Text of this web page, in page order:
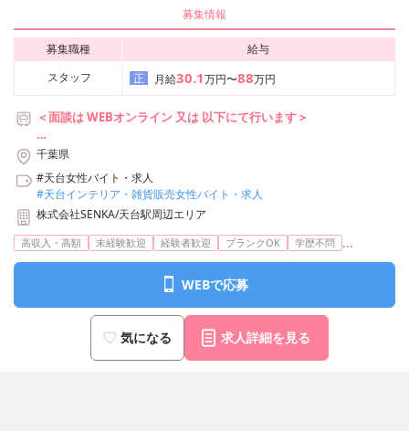
募集情報
募集職種
給与
スタッフ
正 月給30.1万円〜88万円
＜面談は WEBオンライン 又は 以下にて行います＞
■株式会社SENKA 東京事務所
アクセス：
東京メトロ日比谷線/都営浅草線「東銀座」駅 6番出口より徒歩3
分
東京メトロ日比谷線/丸ノ内線・銀座線「銀座」駅 A5出口より徒
歩7分
JR「新橋」駅 銀座口より徒歩12分
千葉県
#天台女性バイト・求人
#天台インテリア・雑貨販売女性バイト・求人
株式会社SENKA/天台駅周辺エリア
高収入・高額 未経験歓迎 経験者歓迎 ブランクOK 学歴不問 ...
WEBで応募
気になる 求人詳細を見る